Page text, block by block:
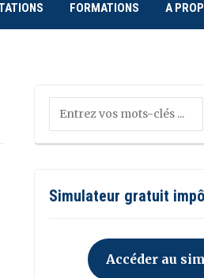
FORMATIONS A
Simulateur gratuit
Accéder au